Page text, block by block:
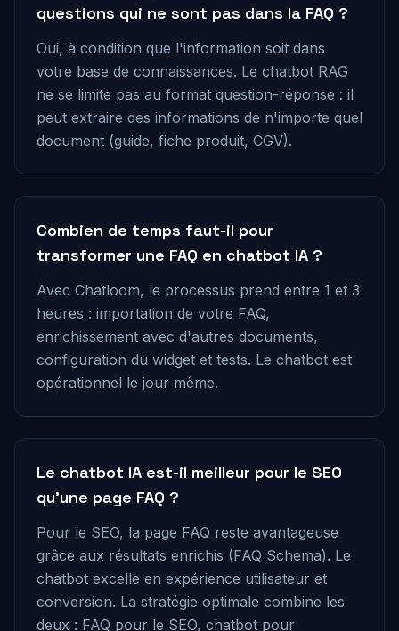
questions qui ne sont pas dans la FAQ ?
Oui, à condition que l'information soit dans
votre base de connaissances. Le chatbot RAG
ne se limite pas au format question-réponse : il
peut extraire des informations de n'importe quel
document (guide, fiche produit, CGV).
Combien de temps faut-il pour
transformer une FAQ en chatbot IA ?
Avec Chatloom, le processus prend entre 1 et 3
heures : importation de votre FAQ,
enrichissement avec d'autres documents,
configuration du widget et tests. Le chatbot est
opérationnel le jour même.
Le chatbot IA est-il meilleur pour le SEO
qu'une page FAQ ?
Pour le SEO, la page FAQ reste avantageuse
grâce aux résultats enrichis (FAQ Schema). Le
chatbot excelle en expérience utilisateur et
conversion. La stratégie optimale combine les
deux : FAQ pour le SEO, chatbot pour